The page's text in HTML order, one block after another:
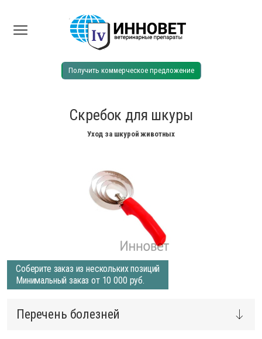
Получить коммерческое предложение
Скребок для шкуры
Уход за шкурой животных
Соберите заказ из нескольких позиций
Минимальный заказ от 10 000 руб.
Перечень болезней